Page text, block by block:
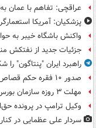
عراقچی: تفاهم با عمان
پزشکیان: آمریکا
واکنش باشگاه خیبر
جزئیات جدید از نفتکش
راهبرد ایران "پنتاگون"
صدور ۱۰ فقره حکم قصاص برای «کلثوم اکبری»
مهلت ۳ روزه سازمان بورس به هلدینگ خلیج فارس
وکیل ترامپ در پرونده
سردار علی عظمایی در